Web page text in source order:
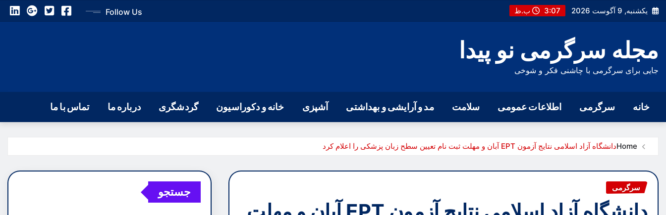
Skip
to
یکشنبه, 9 آگوست 2026 3:07 ب.ظ Follow Us
مجله سرگرمی نو پیدا
جایی برای سرگرمی با چاشنی فکر و شوخی
خانه سرگرمی اطلاعات عمومی سلامت مد و آرایشی و بهداشتی آشپزی خانه و دکوراسیون گردشگری درباره ما تماس با ما
Homeدانشگاه آزاد اسلامی نتایج آزمون EPT آبان و مهلت ثبت نام تعیین سطح زبان پزشکی را اعلام کرد
سرگرمی جستجو